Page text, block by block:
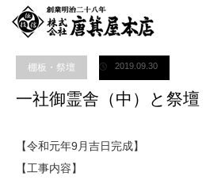
ホーム
ブログ
棚板・祭壇 神棚・御霊舎（
棚板・祭壇 2019.09.30
一社御霊舎（中）と祭壇
【令和元年9月吉日完成】
【工事内容】